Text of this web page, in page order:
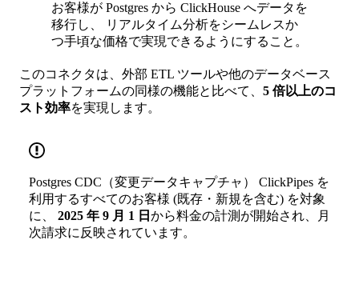
お客様が Postgres から ClickHouse へデータを
移行し、 リアルタイム分析をシームレスか
つ手頃な価格で実現できるようにすること。
このコネクタは、外部 ETL ツールや他のデータベース
プラットフォームの同様の機能と比べて、 5 倍以上のコ
スト効率を実現します。
Postgres CDC（変更データキャプチャ） ClickPipes を
利用するすべてのお客様 (既存・新規を含む) を対象
に、 2025 年 9 月 1 日 から料金の計測が開始され、月
次請求に反映されています。